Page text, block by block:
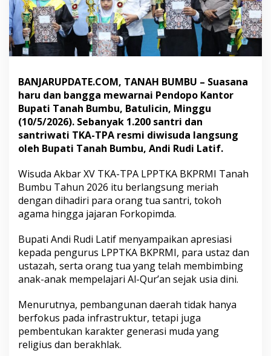
d
a
1
.
2
S
a
n
r
i
T
A
T
P
A
BANJARUPDATE.COM, TANAH BUMBU – Suasana
haru dan bangga mewarnai Pendopo Kantor
Bupati Tanah Bumbu, Batulicin, Minggu
(10/5/2026). Sebanyak 1.200 santri dan
santriwati TKA-TPA resmi diwisuda langsung
oleh Bupati Tanah Bumbu, Andi Rudi Latif.
Wisuda Akbar XV TKA-TPA LPPTKA BKPRMI Tanah
Bumbu Tahun 2026 itu berlangsung meriah
dengan dihadiri para orang tua santri, tokoh
agama hingga jajaran Forkopimda.
Bupati Andi Rudi Latif menyampaikan apresiasi
kepada pengurus LPPTKA BKPRMI, para ustaz dan
ustazah, serta orang tua yang telah membimbing
anak-anak mempelajari Al-Qur’an sejak usia dini.
Menurutnya, pembangunan daerah tidak hanya
berfokus pada infrastruktur, tetapi juga
pembentukan karakter generasi muda yang
religius dan berakhlak.